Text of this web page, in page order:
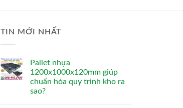
TIN MỚI NHẤT
Pallet nhựa
1200x1000x120mm giúp
chuẩn hóa quy trình kho ra
sao?